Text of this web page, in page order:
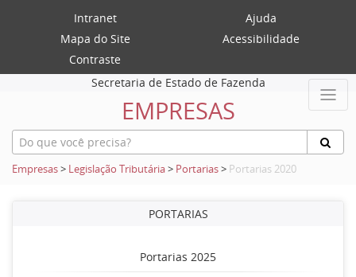
Intranet
Ajuda
Mapa do Site
Acessibilidade
Contraste
Secretaria de Estado de Fazenda
EMPRESAS
Empresas> Legislação Tributária> Portarias> Portarias 2020
PORTARIAS
Portarias 2025